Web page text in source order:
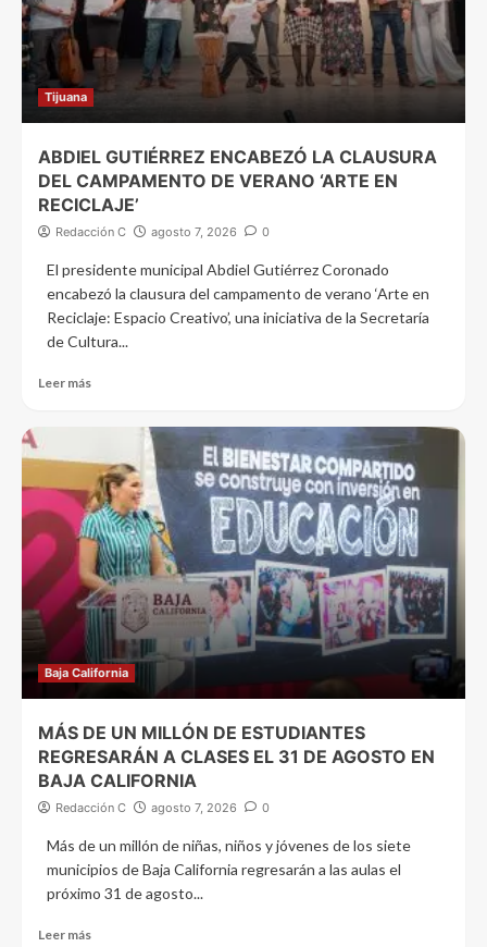
Tijuana
ABDIEL GUTIÉRREZ ENCABEZÓ LA CLAUSURA
DEL CAMPAMENTO DE VERANO ‘ARTE EN
RECICLAJE’
Redacción C agosto 7, 2026 0
El presidente municipal Abdiel Gutiérrez Coronado
encabezó la clausura del campamento de verano ‘Arte en
Reciclaje: Espacio Creativo’, una iniciativa de la Secretaría
de Cultura...
Leer más
Baja California
MÁS DE UN MILLÓN DE ESTUDIANTES
REGRESARÁN A CLASES EL 31 DE AGOSTO EN
BAJA CALIFORNIA
Redacción C agosto 7, 2026 0
Más de un millón de niñas, niños y jóvenes de los siete
municipios de Baja California regresarán a las aulas el
próximo 31 de agosto...
Leer más